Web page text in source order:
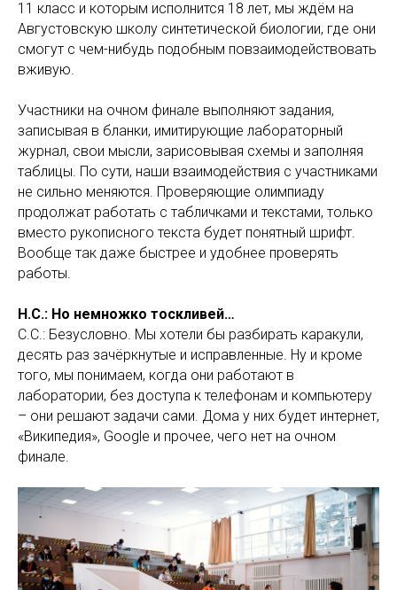
11 класс и которым исполнится 18 лет, мы ждём на
Августовскую школу синтетической биологии, где они
смогут с чем-нибудь подобным повзаимодействовать
вживую.
Участники на очном финале выполняют задания,
записывая в бланки, имитирующие лабораторный
журнал, свои мысли, зарисовывая схемы и заполняя
таблицы. По сути, наши взаимодействия с участниками
не сильно меняются. Проверяющие олимпиаду
продолжат работать с табличками и текстами, только
вместо рукописного текста будет понятный шрифт.
Вообще так даже быстрее и удобнее проверять
работы.
Н.С.: Но немножко тоскливей…
С.С.: Безусловно. Мы хотели бы разбирать каракули,
десять раз зачёркнутые и исправленные. Ну и кроме
того, мы понимаем, когда они работают в
лаборатории, без доступа к телефонам и компьютеру
– они решают задачи сами. Дома у них будет интернет,
«Википедия», Google и прочее, чего нет на очном
финале.